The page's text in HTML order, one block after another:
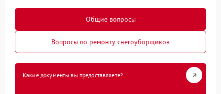
Общие вопросы
Вопросы по ремонту снегоуборщиков
Какие документы вы предоставляете?